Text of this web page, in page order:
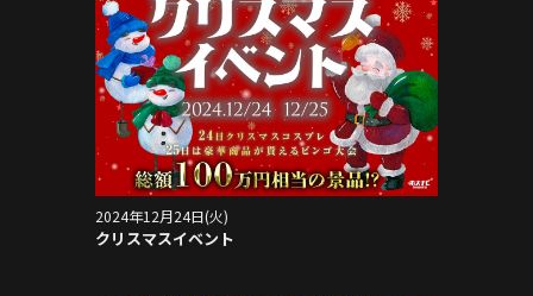
2024年12月24日(火)
クリスマスイベント